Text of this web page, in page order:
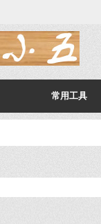
常用工具